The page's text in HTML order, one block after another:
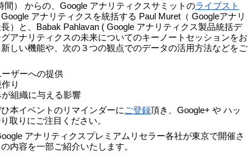
間） からの、Google アナリティクスサミットのライブスト
アナリティクスを統括する Paul Muret（ Googleアナリ
）と、Babak Pahlavan ( Google アナリティクス製品統括デ
アナリティクスの未来についてのキーノートセッションをお
しい機能や、次の３つの観点でのデータの活用方法などをご
ザーへの提供
り
組織に与える影響
本イベントのリマインダーに ご登録頂き、Google+ や ハッ
取りにご注目ください。
アナリティクスプレミアムリセラー各社が東京で開催さ
内容を一部ご紹介いたします。